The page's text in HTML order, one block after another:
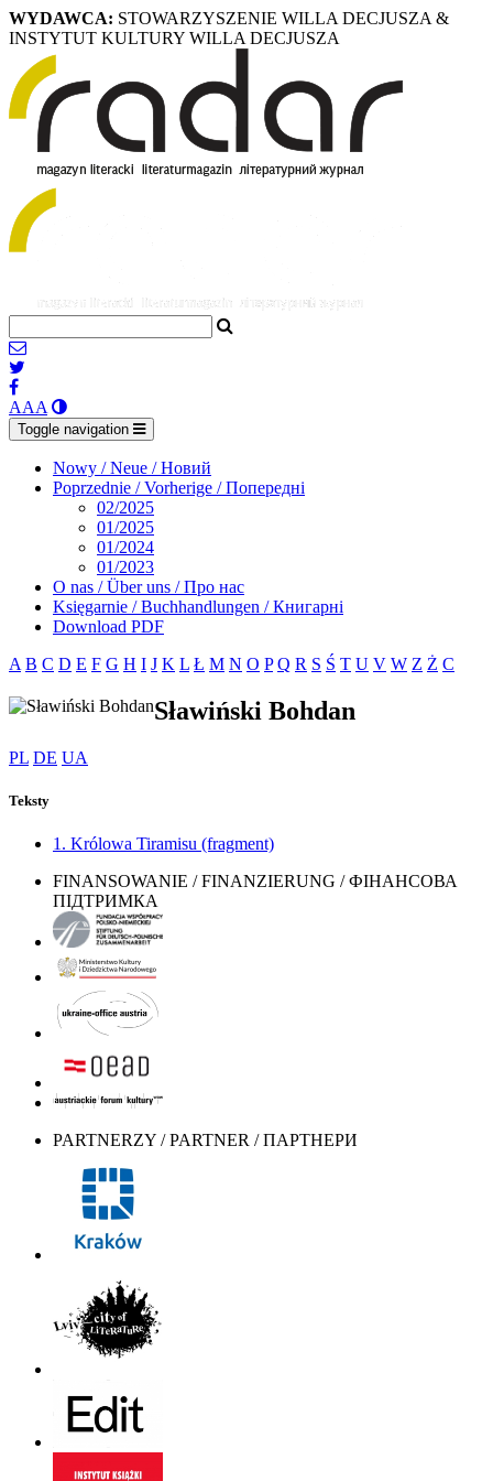
WYDAWCA: STOWARZYSZENIE WILLA DECJUSZA &
INSTYTUT KULTURY WILLA DECJUSZA
AAA
Toggle navigation
Nowy / Neue / Новий
Poprzednie / Vorherige / Попередні
02/2025
01/2025
01/2024
01/2023
O nas / Über uns / Про нас
Księgarnie / Buchhandlungen / Книгарні
Download PDF
A B C D E F G H I J K L Ł M N O P Q R S Ś T U V W Z Ż С
Sławiński Bohdan
PL DE UA
Teksty
1. Królowa Tiramisu (fragment)
FINANSOWANIE / FINANZIERUNG / ФІНАНСОВА
ПІДТРИМКА
PARTNERZY / PARTNER / ПАРТНЕРИ